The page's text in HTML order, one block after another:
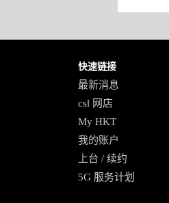
快速链接
最新消息
csl 网店
My HKT
我的账户
上台 / 续约
5G 服务计划